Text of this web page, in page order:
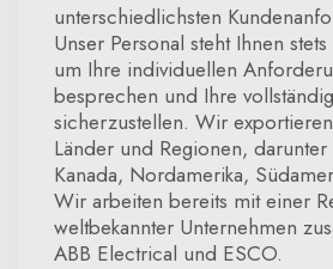
unterschiedlichsten
Unser Personal steht Ihnen
um Ihre individuellen
besprechen und Ihre
sicherzustellen. Wir
Länder und Regionen,
Kanada, Nordamerika,
Wir arbeiten bereits mit einer
weltbekannter Unternehmen
ABB Electrical und ESCO.